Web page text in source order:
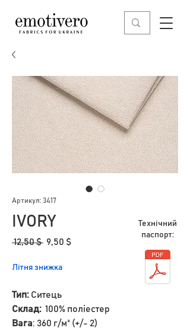
Артикул: 3417
IVORY
12,50 $ Звичайна
9,50 $За
Літня знижка
Тип: Ситець
Склад: 100% поліестер
Вага: 360 г/м² (+/- 2)
Технічний
паспорт: